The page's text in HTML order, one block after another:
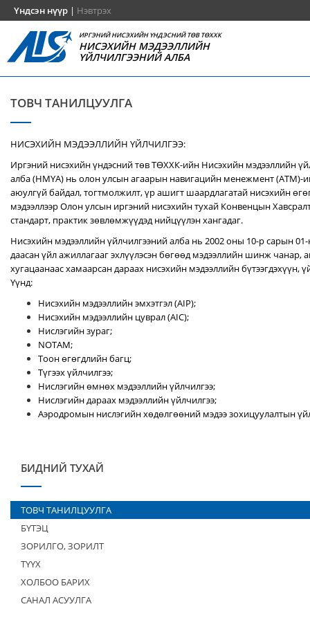
Үндсэн нүүр | Нэвтрэх
ИРГЭНИЙ НИСЭХИЙН ҮНДЭСНИЙ ТӨВ ТӨХХК
НИСЭХИЙН МЭДЭЭЛЛИЙН
ҮЙЛЧИЛГЭЭНИЙ АЛБА
ТОВЧ ТАНИЛЦУУЛГА
НИСЭХИЙН МЭДЭЭЛЛИЙН ҮЙЛЧИЛГЭЭ:
Иргэний нисэхийн үндэсний төв ТӨХХК-ийн Нисэхийн мэдээллийн
алба (НМҮА) нь олон улсын агаарын навигацийн менежмент (ATM)-
аюулгүй байдал, тогтмолжилт, үр ашигт шаардлагатай нисэхийн
мэдээллээр Олон улсын иргэний нисэхийн тухай Конвенцын
стандарт, практик зөвлөмжүүдэд нийцүүлэн хангадаг.
Нисэхийн мэдээллийн үйлчилгээний алба нь 2002 оны 10-р сарын
даасан үйл ажиллагааг эхлүүлэсэн бөгөөд мэдээллийн шинж чанар,
хугацаанаас хамаарсан дараах нисэхийн мэдээллийн бүтээгдэхүүн,
Үүнд:
Нисэхийн мэдээллийн эмхэтгэл (AIP);
Нисэхийн мэдээллийн цуврал (AIC);
Нислэгийн зураг;
NOTAM;
Тоон өгөгдлийн багц;
Түгээх үйлчилгээ;
Нислэгийн өмнөх мэдээллийн үйлчилгээ;
Нислэгийн дараах мэдээллийн үйлчилгээ;
Аэродромын нислэгийн хөдөлгөөний мэдээ зохицуулалтын
БИДНИЙ ТУХАЙ
ТОВЧ ТАНИЛЦУУЛГА
БҮТЭЦ
ЗОРИЛГО, ЗОРИЛТ
ТҮҮХ
ХОЛБОО БАРИХ
САНАЛ АСУУЛГА